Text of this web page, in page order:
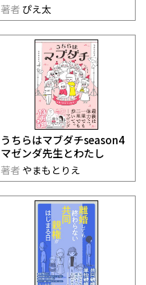
著者 ぴえ太
うちらはマブダチseason4
マゼンダ先生とわたし
著者 やまもとりえ